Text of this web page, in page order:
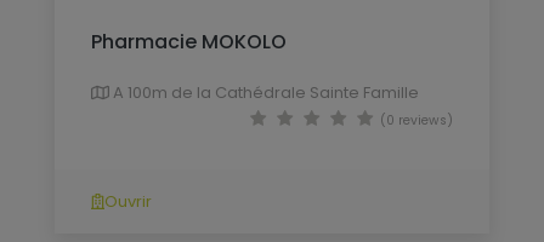
Pharmacie MOKOLO
A 100m de la Cathédrale Sainte Famille
(0 reviews)
Ouvrir